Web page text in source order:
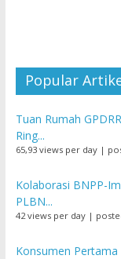
Popular
Tuan Rumah
Ring...
65,93 views per day|
Kolaborasi BNPP-
PLBN...
42 views per day|
Konsumen